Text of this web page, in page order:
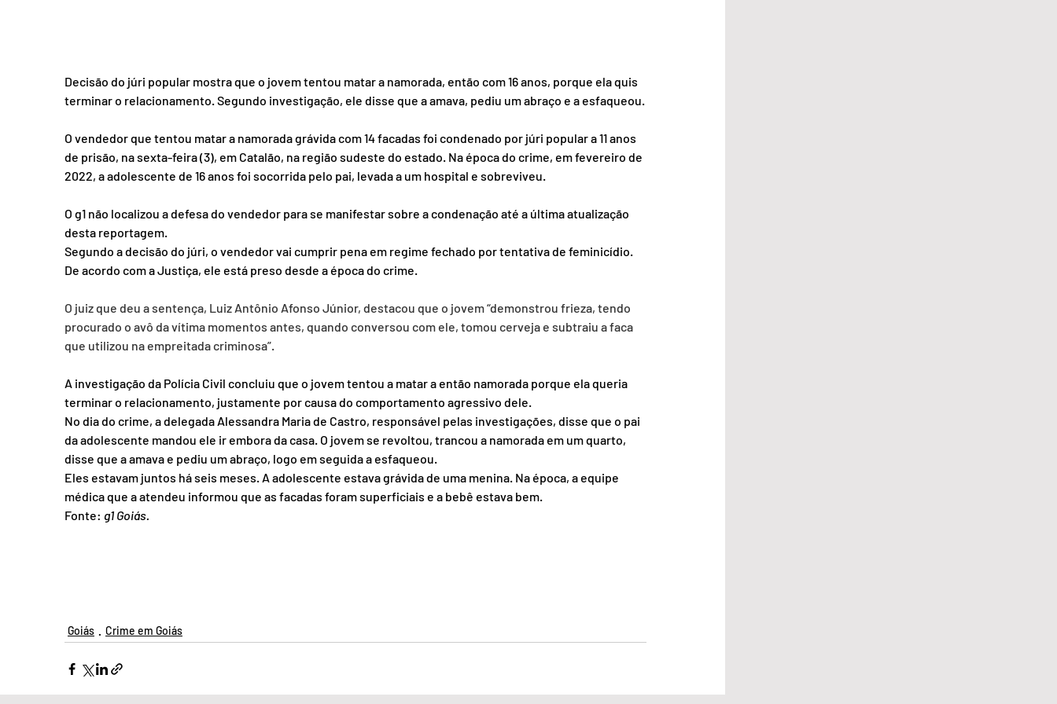
Decisão do júri popular mostra que o jovem tentou matar a namorada, então com 16 anos, porque ela quis
terminar o relacionamento. Segundo investigação, ele disse que a amava, pediu um abraço e a esfaqueou.
O vendedor que tentou matar a namorada grávida com 14 facadas foi condenado por júri popular a 11 anos
de prisão, na sexta-feira (3), em Catalão, na região sudeste do estado. Na época do crime, em fevereiro de
2022, a adolescente de 16 anos foi socorrida pelo pai, levada a um hospital e sobreviveu.
O g1 não localizou a defesa do vendedor para se manifestar sobre a condenação até a última atualização
desta reportagem.
Segundo a decisão do júri, o vendedor vai cumprir pena em regime fechado por tentativa de feminicídio.
De acordo com a Justiça, ele está preso desde a época do crime.
O juiz que deu a sentença, Luiz Antônio Afonso Júnior, destacou que o jovem “demonstrou frieza, tendo
procurado o avô da vítima momentos antes, quando conversou com ele, tomou cerveja e subtraiu a faca
que utilizou na empreitada criminosa”.
A investigação da Polícia Civil concluiu que o jovem tentou a matar a então namorada porque ela queria
terminar o relacionamento, justamente por causa do comportamento agressivo dele.
No dia do crime, a delegada Alessandra Maria de Castro, responsável pelas investigações, disse que o pai
da adolescente mandou ele ir embora da casa. O jovem se revoltou, trancou a namorada em um quarto,
disse que a amava e pediu um abraço, logo em seguida a esfaqueou.
Eles estavam juntos há seis meses. A adolescente estava grávida de uma menina. Na época, a equipe
médica que a atendeu informou que as facadas foram superficiais e a bebê estava bem.
Fonte: g1 Goiás.
Goiás Crime em Goiás